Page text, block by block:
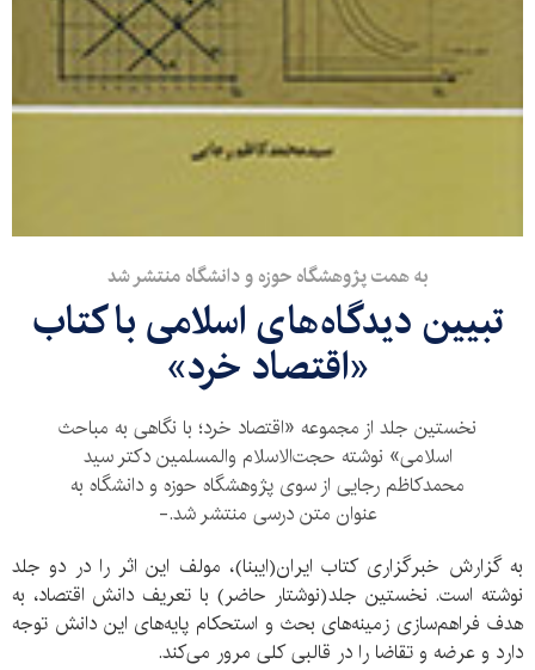
به همت پژوهشگاه حوزه و دانشگاه منتشر شد
تبیین دیدگاه‌های اسلامی با کتاب
«اقتصاد خرد»
نخستین جلد از مجموعه «اقتصاد خرد؛ با نگاهی به مباحث
اسلامی» نوشته حجت‌الاسلام والمسلمين دكتر سيد
محمدكاظم رجايی از سوی پژوهشگاه حوزه و دانشگاه به
عنوان متن درسی منتشر شد.-
به گزارش خبرگزاری کتاب ایران(ایبنا)، مولف این اثر را در دو جلد
نوشته است. نخستین جلد(نوشتار حاضر) با تعریف دانش اقتصاد، به
هدف فراهم‌سازی زمینه‌های بحث و استحکام پایه‌های این دانش توجه
دارد و عرضه و تقاضا را در قالبی کلی مرور می‌کند.